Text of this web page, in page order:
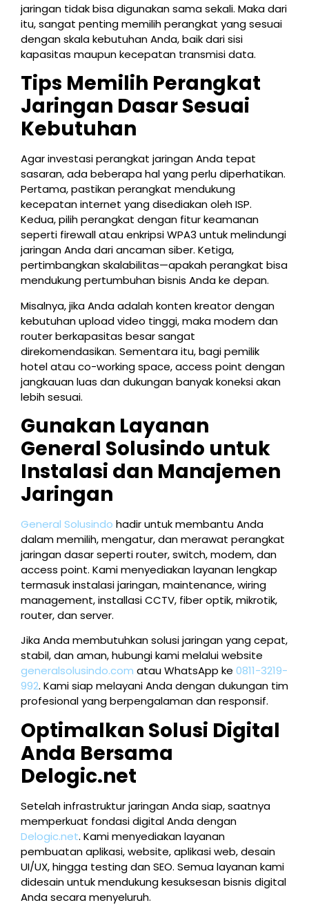
jaringan tidak bisa digunakan sama sekali. Maka dari
itu, sangat penting memilih perangkat yang sesuai
dengan skala kebutuhan Anda, baik dari sisi
kapasitas maupun kecepatan transmisi data.
Tips Memilih Perangkat
Jaringan Dasar Sesuai
Kebutuhan
Agar investasi perangkat jaringan Anda tepat
sasaran, ada beberapa hal yang perlu diperhatikan.
Pertama, pastikan perangkat mendukung
kecepatan internet yang disediakan oleh ISP.
Kedua, pilih perangkat dengan fitur keamanan
seperti firewall atau enkripsi WPA3 untuk melindungi
jaringan Anda dari ancaman siber. Ketiga,
pertimbangkan skalabilitas—apakah perangkat bisa
mendukung pertumbuhan bisnis Anda ke depan.
Misalnya, jika Anda adalah konten kreator dengan
kebutuhan upload video tinggi, maka modem dan
router berkapasitas besar sangat
direkomendasikan. Sementara itu, bagi pemilik
hotel atau co-working space, access point dengan
jangkauan luas dan dukungan banyak koneksi akan
lebih sesuai.
Gunakan Layanan
General Solusindo untuk
Instalasi dan Manajemen
Jaringan
General Solusindo hadir untuk membantu Anda
dalam memilih, mengatur, dan merawat perangkat
jaringan dasar seperti router, switch, modem, dan
access point. Kami menyediakan layanan lengkap
termasuk instalasi jaringan, maintenance, wiring
management, installasi CCTV, fiber optik, mikrotik,
router, dan server.
Jika Anda membutuhkan solusi jaringan yang cepat,
stabil, dan aman, hubungi kami melalui website
generalsolusindo.com atau WhatsApp ke 0811-3219-
992. Kami siap melayani Anda dengan dukungan tim
profesional yang berpengalaman dan responsif.
Optimalkan Solusi Digital
Anda Bersama
Delogic.net
Setelah infrastruktur jaringan Anda siap, saatnya
memperkuat fondasi digital Anda dengan
Delogic.net. Kami menyediakan layanan
pembuatan aplikasi, website, aplikasi web, desain
UI/UX, hingga testing dan SEO. Semua layanan kami
didesain untuk mendukung kesuksesan bisnis digital
Anda secara menyeluruh.